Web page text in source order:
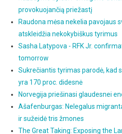
provokuojančią priežastį
Raudona mėsa nekelia pavojaus
atskleidžia nekokybiškus tyrimus
Sasha Latypova - RFK Jr.
tomorrow
Sukrečiantis tyrimas parodė, kad
yra 170 proc. didesnė
Norvegija priešinasi glaudesnei
Ašafenburgas: Nelegalus
ir sužeidė tris žmones
The Great Taking: Exposing the